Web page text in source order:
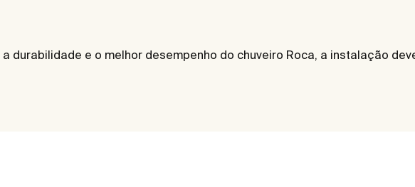
durabilidade e o melhor desempenho do chuveiro Roca, a instalação